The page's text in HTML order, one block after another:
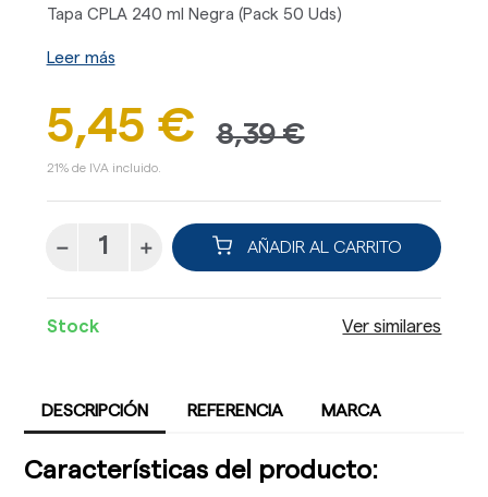
Tapa CPLA 240 ml Negra (Pack 50 Uds)
Leer más
5,45 € 8,39 €
21% de IVA incluido.
AÑADIR AL CARRITO
Stock Ver similares
DESCRIPCIÓN REFERENCIA MARCA
Características del producto: